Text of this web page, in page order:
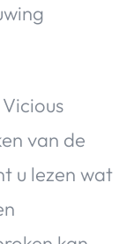
van de
u lezen wat